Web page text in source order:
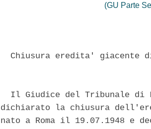
(GU Parte
Chiusura eredita' giacente
Il Giudice del Tribunale di
dichiarato la chiusura
nato a Roma il 19.07.1948 e